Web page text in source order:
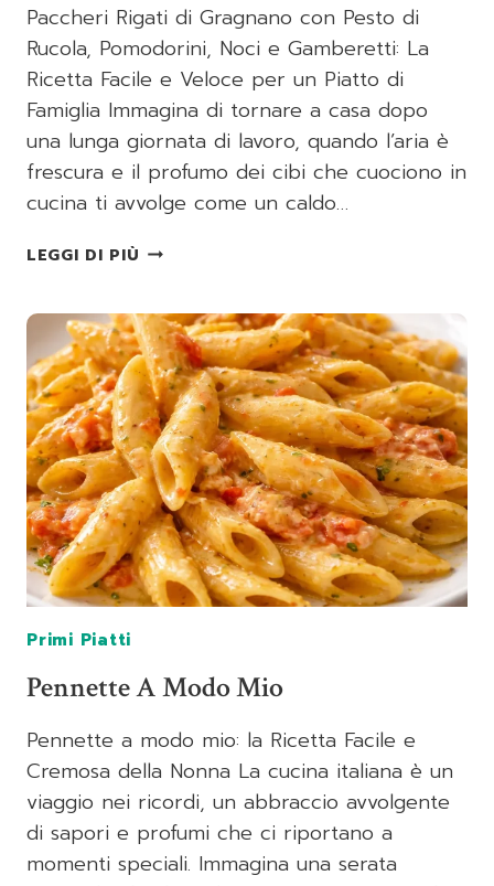
Paccheri Rigati di Gragnano con Pesto di
Rucola, Pomodorini, Noci e Gamberetti: La
Ricetta Facile e Veloce per un Piatto di
Famiglia Immagina di tornare a casa dopo
una lunga giornata di lavoro, quando l’aria è
frescura e il profumo dei cibi che cuociono in
cucina ti avvolge come un caldo…
LEGGI DI PIÙ PACCHERI
GRAGNANO
CON
PESTO
DI
RUCOLA,
POMODORINI,
NOCI
E
GAMBERETTI
Primi Piatti
Pennette A Modo Mio
Pennette a modo mio: la Ricetta Facile e
Cremosa della Nonna La cucina italiana è un
viaggio nei ricordi, un abbraccio avvolgente
di sapori e profumi che ci riportano a
momenti speciali. Immagina una serata